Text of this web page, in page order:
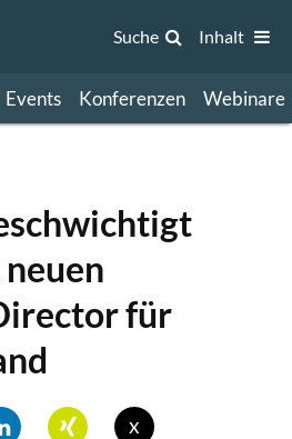
Events Konferenzen Webinare
Suche Inhalt
für
x